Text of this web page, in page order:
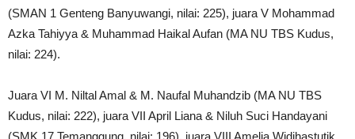
(SMAN 1 Genteng Banyuwangi, nilai: 225), juara V Mohammad
Azka Tahiyya & Muhammad Haikal Aufan (MA NU TBS Kudus,
nilai: 224).
Juara VI M. Niltal Amal & M. Naufal Muhandzib (MA NU TBS
Kudus, nilai: 222), juara VII April Liana & Niluh Suci Handayani
(SMK 17 Temanggung, nilai: 196), juara VIII Amelia Widihastutik